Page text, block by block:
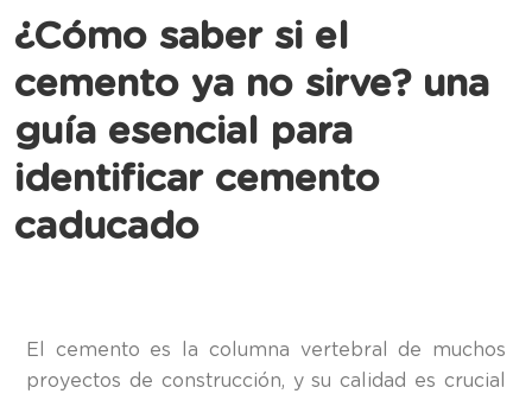
¿Cómo saber si el
cemento ya no sirve? una
guía esencial para
identificar cemento
caducado
El cemento es la columna vertebral de muchos
proyectos de construcción, y su calidad es crucial